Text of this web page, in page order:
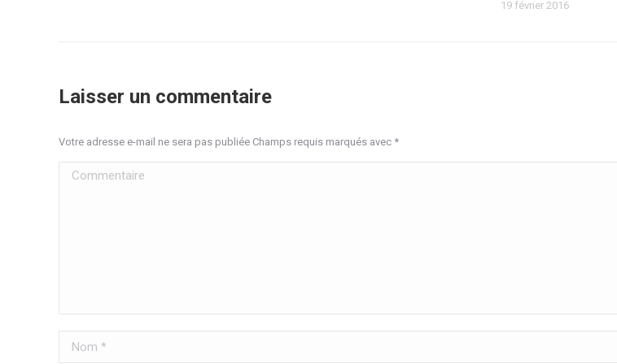
19 février 2016
Laisser un commentaire
Votre adresse e-mail ne sera pas publiée Champs requis marqués avec *
Commentaire
Nom *